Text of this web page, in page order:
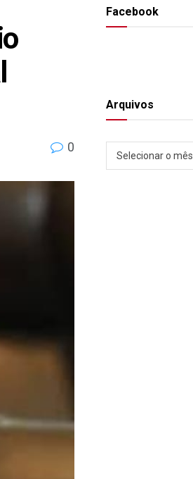
0
Facebook
Arquivos
Arquivos
Selecionar o mês